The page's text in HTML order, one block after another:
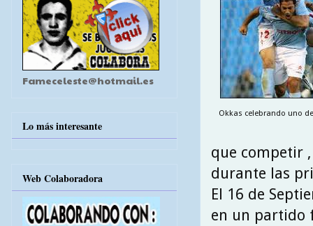
Okkas celebrando uno
que competir
durante las
El 16 de
en un partido
Fameceleste@hotmail.es
Lo más interesante
Web Colaboradora